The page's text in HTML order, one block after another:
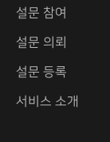
설문 참여
설문 의뢰
설문 등록
서비스 소개